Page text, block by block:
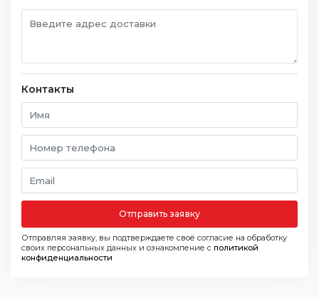
Контакты
Отправить заявку
Отправляя заявку, вы подтверждаете своё согласие на обработку
своих персональных данных и ознакомление с политикой
конфиденциальности